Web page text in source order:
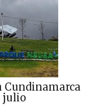
Cundinamarca
julio